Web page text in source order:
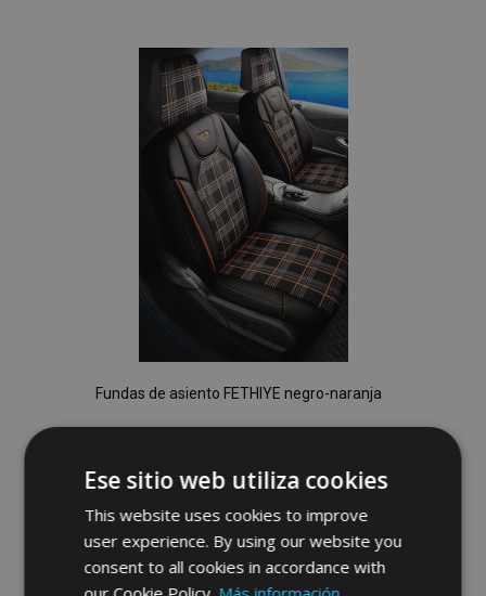
Lista
de
Deseos
Fundas de asiento FETHIYE negro-naranja
Añadir
a la
Ese sitio web utiliza cookies
This website uses cookies to improve
user experience. By using our website you
consent to all cookies in accordance with